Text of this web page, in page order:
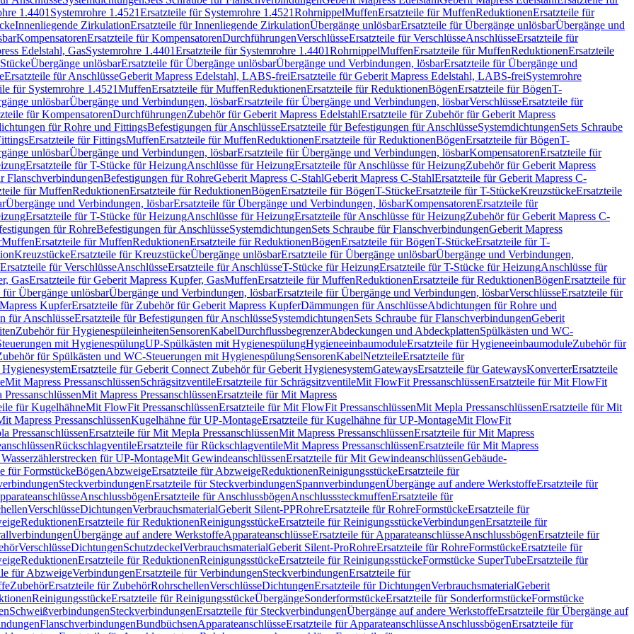
1.4401 Systemrohre 1.4521Ersatzteile für Systemrohre 1.4521RohrnippelMuffenErsatzteile für MuffenReduktionenErsatzteile für
Innenliegende ZirkulationErsatzteile für Innenliegende ZirkulationÜbergänge unlösbarErsatzteile für Übergänge unlösbarÜbergänge und
KompensatorenErsatzteile für KompensatorenDurchführungenVerschlüsseErsatzteile für VerschlüsseAnschlüsseErsatzteile für
Edelstahl, GasSystemrohre 1.4401Ersatzteile für Systemrohre 1.4401RohrnippelMuffenErsatzteile für MuffenReduktionenErsatzteile
Übergänge unlösbarErsatzteile für Übergänge unlösbarÜbergänge und Verbindungen, lösbarErsatzteile für Übergänge und
Ersatzteile für AnschlüsseGeberit Mapress Edelstahl, LABS-freiErsatzteile für Geberit Mapress Edelstahl, LABS-freiSystemrohre
für Systemrohre 1.4521MuffenErsatzteile für MuffenReduktionenErsatzteile für ReduktionenBögenErsatzteile für BögenT-
unlösbarÜbergänge und Verbindungen, lösbarErsatzteile für Übergänge und Verbindungen, lösbarVerschlüsseErsatzteile für
für KompensatorenDurchführungenZubehör für Geberit Mapress EdelstahlErsatzteile für Zubehör für Geberit Mapress
für Rohre und FittingsBefestigungen für AnschlüsseErsatzteile für Befestigungen für AnschlüsseSystemdichtungenSets Schraube
Ersatzteile für FittingsMuffenErsatzteile für MuffenReduktionenErsatzteile für ReduktionenBögenErsatzteile für BögenT-
unlösbarÜbergänge und Verbindungen, lösbarErsatzteile für Übergänge und Verbindungen, lösbarKompensatorenErsatzteile für
Ersatzteile für T-Stücke für HeizungAnschlüsse für HeizungErsatzteile für Anschlüsse für HeizungZubehör für Geberit Mapress
FlanschverbindungenBefestigungen für RohreGeberit Mapress C-StahlGeberit Mapress C-StahlErsatzteile für Geberit Mapress C-
für MuffenReduktionenErsatzteile für ReduktionenBögenErsatzteile für BögenT-StückeErsatzteile für T-StückeKreuzstückeErsatzteile
Übergänge und Verbindungen, lösbarErsatzteile für Übergänge und Verbindungen, lösbarKompensatorenErsatzteile für
Ersatzteile für T-Stücke für HeizungAnschlüsse für HeizungErsatzteile für Anschlüsse für HeizungZubehör für Geberit Mapress C-
für RohreBefestigungen für AnschlüsseSystemdichtungenSets Schraube für FlanschverbindungenGeberit Mapress
MuffenErsatzteile für MuffenReduktionenErsatzteile für ReduktionenBögenErsatzteile für BögenT-StückeErsatzteile für T-
KreuzstückeErsatzteile für KreuzstückeÜbergänge unlösbarErsatzteile für Übergänge unlösbarÜbergänge und Verbindungen,
Ersatzteile für VerschlüsseAnschlüsseErsatzteile für AnschlüsseT-Stücke für HeizungErsatzteile für T-Stücke für HeizungAnschlüsse für
GasErsatzteile für Geberit Mapress Kupfer, GasMuffenErsatzteile für MuffenReduktionenErsatzteile für ReduktionenBögenErsatzteile für
für Übergänge unlösbarÜbergänge und Verbindungen, lösbarErsatzteile für Übergänge und Verbindungen, lösbarVerschlüsseErsatzteile für
KupferErsatzteile für Zubehör für Geberit Mapress KupferDämmungen für AnschlüsseAbdichtungen für Rohre und
für AnschlüsseErsatzteile für Befestigungen für AnschlüsseSystemdichtungenSets Schraube für FlanschverbindungenGeberit
Zubehör für HygienespüleinheitenSensorenKabelDurchflussbegrenzerAbdeckungen und AbdeckplattenSpülkästen und WC-
mit HygienespülungUP-Spülkästen mit HygienespülungHygieneeinbaumoduleErsatzteile für HygieneeinbaumoduleZubehör für
für Spülkästen und WC-Steuerungen mit HygienespülungSensorenKabelNetzteileErsatzteile für
Ersatzteile für Geberit Connect Zubehör für Geberit HygienesystemGatewaysErsatzteile für GatewaysKonverterErsatzteile
Mit Mapress PressanschlüssenSchrägsitzventileErsatzteile für SchrägsitzventileMit FlowFit PressanschlüssenErsatzteile für Mit FlowFit
Mit Mapress PressanschlüssenErsatzteile für Mit Mapress
für KugelhähneMit FlowFit PressanschlüssenErsatzteile für Mit FlowFit PressanschlüssenMit Mepla PressanschlüssenErsatzteile für Mit
Mapress PressanschlüssenKugelhähne für UP-MontageErsatzteile für Kugelhähne für UP-MontageMit FlowFit
PressanschlüssenErsatzteile für Mit Mepla PressanschlüssenMit Mapress PressanschlüssenErsatzteile für Mit Mapress
RückschlagventileErsatzteile für RückschlagventileMit Mapress PressanschlüssenErsatzteile für Mit Mapress
für UP-MontageMit GewindeanschlüssenErsatzteile für Mit GewindeanschlüssenGebäude-
für FormstückeBögenAbzweigeErsatzteile für AbzweigeReduktionenReinigungsstückeErsatzteile für
SteckverbindungenErsatzteile für SteckverbindungenSpannverbindungenÜbergänge auf andere WerkstoffeErsatzteile für
AnschlussbögenErsatzteile für AnschlussbögenAnschlusssteckmuffenErsatzteile für
VerschlüsseDichtungenVerbrauchsmaterialGeberit Silent-PPRohreErsatzteile für RohreFormstückeErsatzteile für
ReduktionenErsatzteile für ReduktionenReinigungsstückeErsatzteile für ReinigungsstückeVerbindungenErsatzteile für
Übergänge auf andere WerkstoffeApparateanschlüsseErsatzteile für ApparateanschlüsseAnschlussbögenErsatzteile für
VerschlüsseDichtungenSchutzdeckelVerbrauchsmaterialGeberit Silent-ProRohreErsatzteile für RohreFormstückeErsatzteile für
ReduktionenErsatzteile für ReduktionenReinigungsstückeErsatzteile für ReinigungsstückeFormstücke SuperTubeErsatzteile für
für AbzweigeVerbindungenErsatzteile für VerbindungenSteckverbindungenErsatzteile für
ZubehörErsatzteile für ZubehörRohrschellenVerschlüsseDichtungenErsatzteile für DichtungenVerbrauchsmaterialGeberit
ReinigungsstückeErsatzteile für ReinigungsstückeÜbergängeSonderformstückeErsatzteile für SonderformstückeFormstücke
SchweißverbindungenSteckverbindungenErsatzteile für SteckverbindungenÜbergänge auf andere WerkstoffeErsatzteile für Übergänge auf
FlanschverbindungenBundbüchsenApparateanschlüsseErsatzteile für ApparateanschlüsseAnschlussbögenErsatzteile für